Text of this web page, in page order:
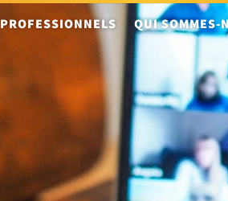
PROFESSIONNELS QUI SOMMES-